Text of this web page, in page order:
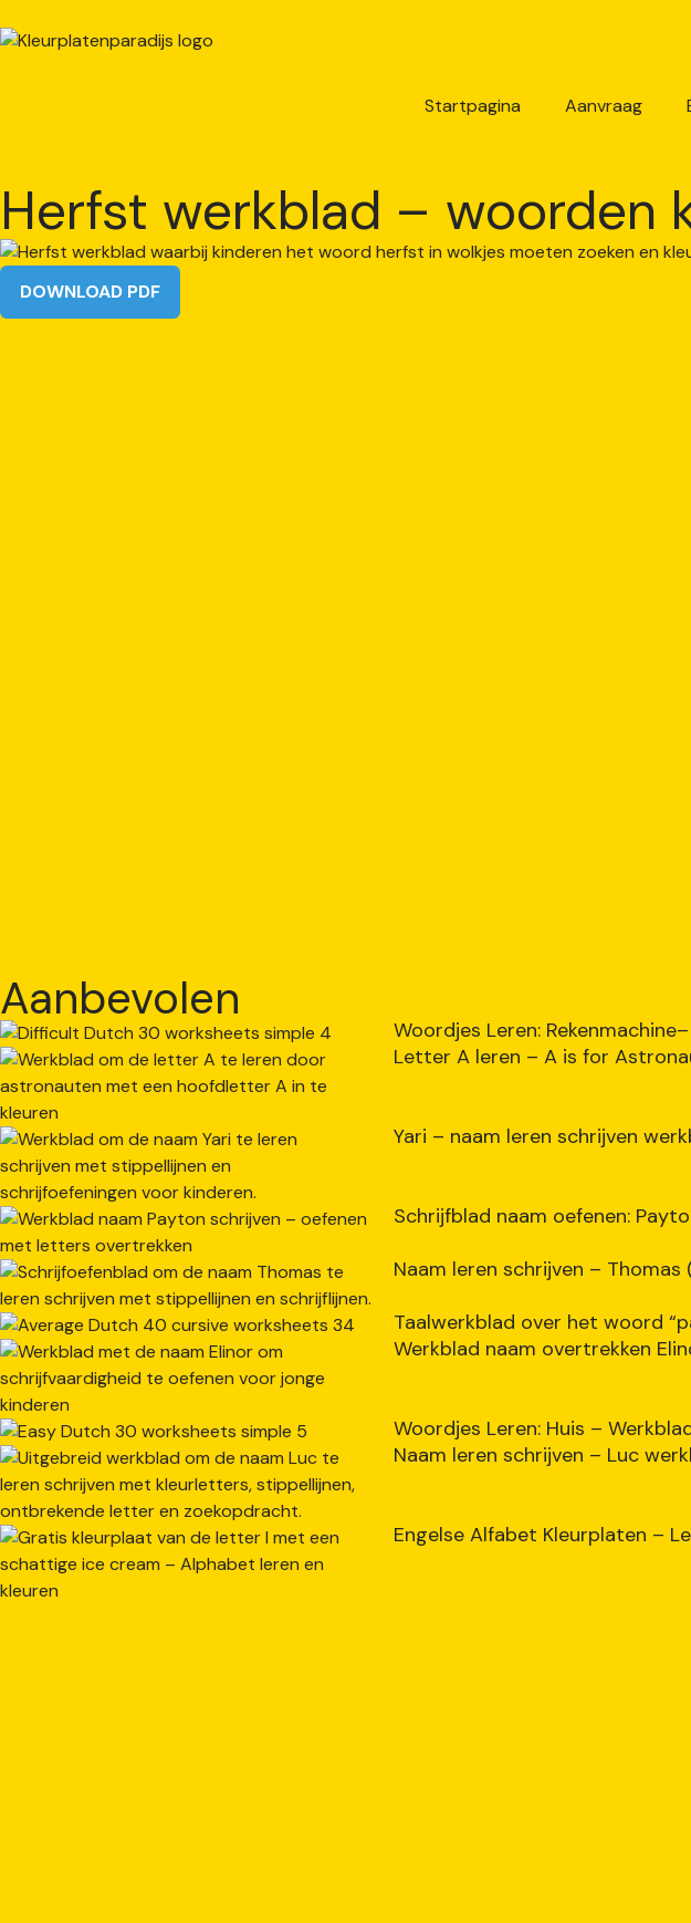
Startpagina Aanvraag
Herfst werkblad – woorden
DOWNLOAD PDF
Aanbevolen
Woordjes Leren:
Letter A leren – A is for
Yari – naam leren schrijven
Schrijfblad naam oefenen:
Naam leren schrijven –
Taalwerkblad over het woord
Werkblad naam overtrekken
Woordjes Leren: Huis –
Naam leren schrijven – Luc
Engelse Alfabet Kleurplaten –